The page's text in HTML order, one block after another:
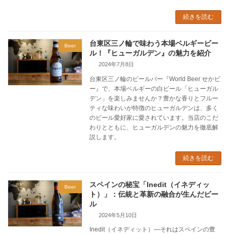
続きを読む
Beer
台東区三ノ輪で味わう本場ベルギービー
ル！『ヒューガルデン』の魅力を紹介
2024年7月8日
台東区三ノ輪のビールバー『World Beer せかビ
ー』で、本場ベルギーの白ビール「ヒューガル
デン」を楽しみませんか？豊かな香りとフルー
ティな味わいが特徴のヒューガルデンは、多く
のビール愛好家に愛されています。当店のこだ
わりとともに、ヒューガルデンの魅力を徹底解
説します。
続きを読む
Beer
スペインの秘宝「Inedit（イネディッ
ト）」：伝統と革新の融合が生んだビー
ル
2024年5月10日
Inedit（イネディット）―それはスペインの豊